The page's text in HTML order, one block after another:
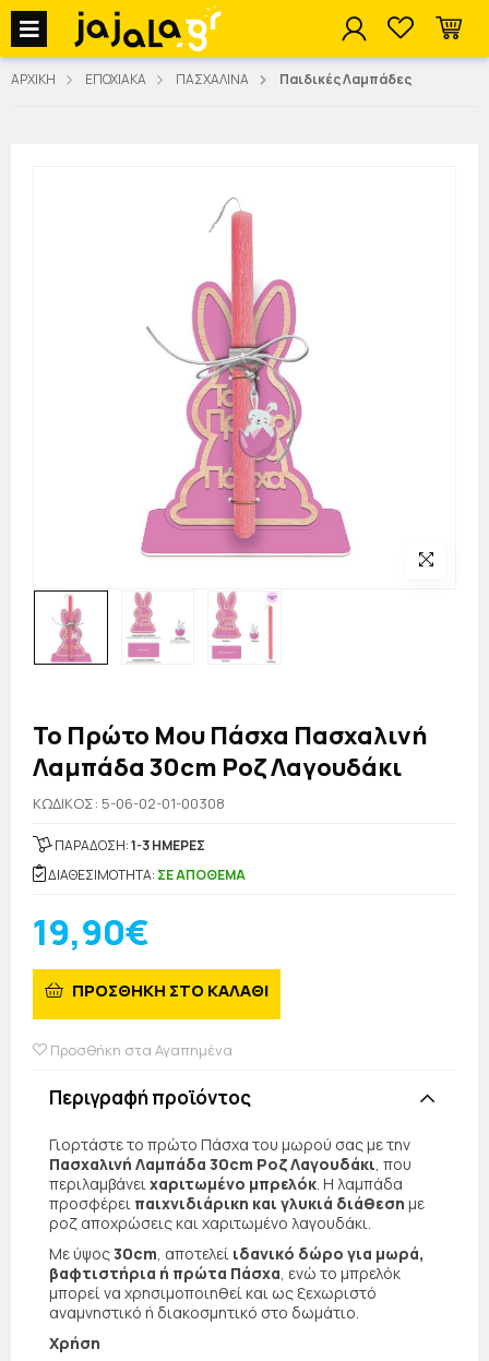
jajala Menu
ΑΡΧΙΚΗ ΕΠΟΧΙΑΚΑ ΠΑΣΧΑΛΙΝΑ Παιδικές Λαμπάδες
Το Πρώτο Μου Πάσχα Πασχαλινή
Λαμπάδα 30cm Ροζ Λαγουδάκι
KΩΔΙΚΟΣ: 5-06-02-01-00308
ΠΑΡΑΔΟΣΗ:1-3 ΗΜΕΡΕΣ
ΔΙΑΘΕΣΙΜΟΤΗΤΑ: ΣΕ ΑΠΟΘΕΜΑ
19,90€
ΠΡΟΣΘΗΚΗ ΣΤΟ ΚΑΛΑΘΙ
Προσθήκη στα Αγαπημένα
Περιγραφή προϊόντος
Γιορτάστε το πρώτο Πάσχα του μωρού σας με την
Πασχαλινή Λαμπάδα 30cm Ροζ Λαγουδάκι , που
περιλαμβάνει χαριτωμένο μπρελόκ . Η λαμπάδα
προσφέρει παιχνιδιάρικη και γλυκιά διάθεση με
ροζ αποχρώσεις και χαριτωμένο λαγουδάκι.
Με ύψος30cm , αποτελεί ιδανικό δώρο για μωρά,
βαφτιστήρια ή πρώτα Πάσχα , ενώ το μπρελόκ
μπορεί να χρησιμοποιηθεί και ως ξεχωριστό
αναμνηστικό ή διακοσμητικό στο δωμάτιο.
Χρήση